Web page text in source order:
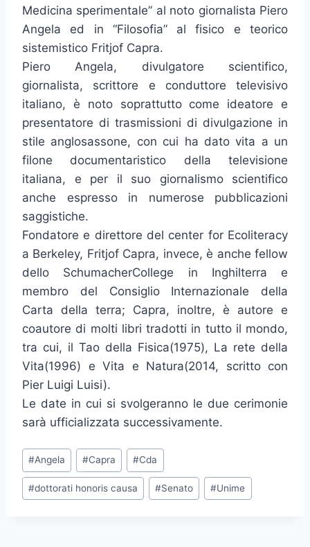
Medicina sperimentale” al noto giornalista Piero
Angela ed in “Filosofia” al fisico e teorico
sistemistico Fritjof Capra.
Piero Angela, divulgatore scientifico,
giornalista, scrittore e conduttore televisivo
italiano, è noto soprattutto come ideatore e
presentatore di trasmissioni di divulgazione in
stile anglosassone, con cui ha dato vita a un
filone documentaristico della televisione
italiana, e per il suo giornalismo scientifico
anche espresso in numerose pubblicazioni
saggistiche.
Fondatore e direttore del center for Ecoliteracy
a Berkeley, Fritjof Capra, invece, è anche fellow
dello SchumacherCollege in Inghilterra e
membro del Consiglio Internazionale della
Carta della terra; Capra, inoltre, è autore e
coautore di molti libri tradotti in tutto il mondo,
tra cui, il Tao della Fisica(1975), La rete della
Vita(1996) e Vita e Natura(2014, scritto con
Pier Luigi Luisi).
Le date in cui si svolgeranno le due cerimonie
sarà ufficializzata successivamente.
Tag
articolo:
#Angela #Capra #Cda
#dottorati honoris causa #Senato #Unime